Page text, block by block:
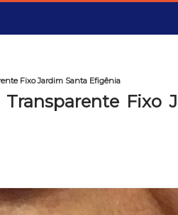
Fixo Jardim Santa Efigênia
Fixo